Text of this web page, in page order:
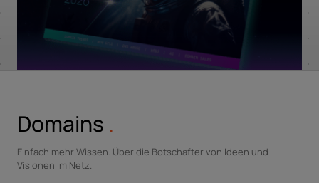
Domains .
Einfach mehr Wissen. Über die Botschafter von Ideen und
Visionen im Netz.